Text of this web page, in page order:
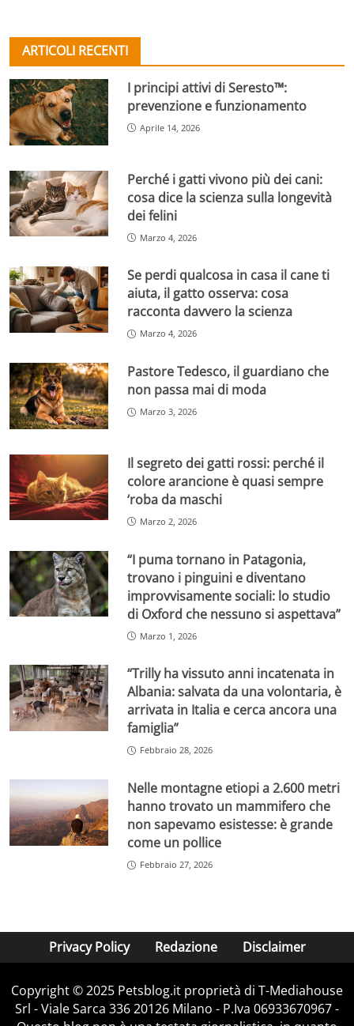
ARTICOLI RECENTI
I principi attivi di Seresto™:
prevenzione e funzionamento
Aprile 14, 2026
Perché i gatti vivono più dei cani:
cosa dice la scienza sulla longevità
dei felini
Marzo 4, 2026
Se perdi qualcosa in casa il cane ti
aiuta, il gatto osserva: cosa
racconta davvero la scienza
Marzo 4, 2026
Pastore Tedesco, il guardiano che
non passa mai di moda
Marzo 3, 2026
Il segreto dei gatti rossi: perché il
colore arancione è quasi sempre
‘roba da maschi
Marzo 2, 2026
“I puma tornano in Patagonia,
trovano i pinguini e diventano
improvvisamente sociali: lo studio
di Oxford che nessuno si aspettava”
Marzo 1, 2026
“Trilly ha vissuto anni incatenata in
Albania: salvata da una volontaria, è
arrivata in Italia e cerca ancora una
famiglia”
Febbraio 28, 2026
Nelle montagne etiopi a 2.600 metri
hanno trovato un mammifero che
non sapevamo esistesse: è grande
come un pollice
Febbraio 27, 2026
Privacy Policy Redazione Disclaimer
Copyright © 2025 Petsblog.it proprietà di T-Mediahouse
Srl - Viale Sarca 336 20126 Milano - P.Iva 06933670967 -